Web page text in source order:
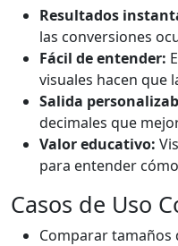
Resultados
las conversiones
Fácil de entender:
visuales hacen que
Salida
decimales que
Valor educativo:
para entender
Casos de Uso
Comparar